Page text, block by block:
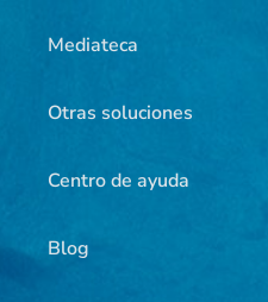
Mediateca
Otras soluciones
Centro de ayuda
Blog